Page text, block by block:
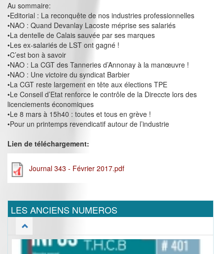
Au sommaire:
•Editorial : La reconquête de nos industries professionnelles
•NAO : Quand Devanlay Lacoste méprise ses salariés
•La dentelle de Calais sauvée par ses marques
•Les ex-salariés de LST ont gagné !
•C’est bon à savoir
•NAO : La CGT des Tanneries d’Annonay à la manœuvre !
•NAO : Une victoire du syndicat Barbier
•La CGT reste largement en tête aux élections TPE
•Le Conseil d’Etat renforce le contrôle de la Direccte lors des
licenciements économiques
•Le 8 mars à 15h40 : toutes et tous en grève !
•Pour un printemps revendicatif autour de l’industrie
Lien de téléchargement:
Journal 343 - Février 2017.pdf
LES ANCIENS NUMEROS